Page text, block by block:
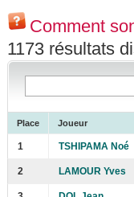
Comment
1173 résultats
Place Joueur
1 TSHIPAMA Noé
2 LAMOUR Yves